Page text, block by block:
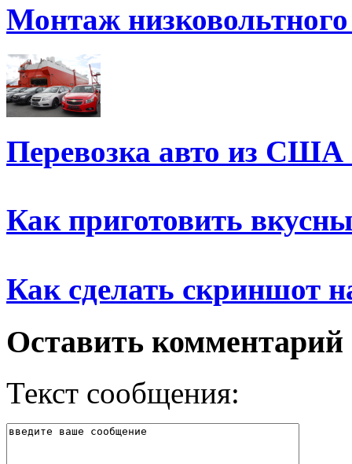
Монтаж
Перевозка авто из США
Как приготовить
Как сделать скриншот
Оставить комментарий
Текст сообщения: